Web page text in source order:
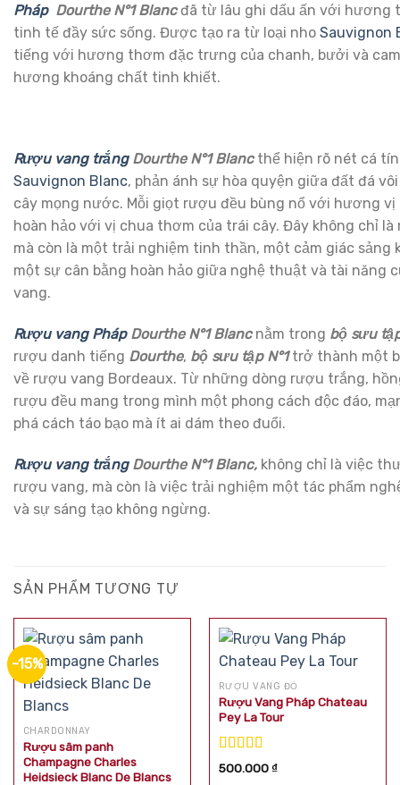
PhápDourthe N°1 Blancđã từ lâu ghi dấu ấn với hương
tinh tế đầy sức sống. Được tạo ra từ loại nho Sauvignon
tiếng với hương thơm đặc trưng của chanh, bưởi và
hương khoáng chất tinh khiết.
Rượu vang trắngDourthe N°1 Blancthể hiện rõ nét cá
Sauvignon Blanc, phản ánh sự hòa quyện giữa đất đá
cây mọng nước. Mỗi giọt rượu đều bùng nổ với hương
hoàn hảo với vị chua thơm của trái cây. Đây không chỉ
mà còn là một trải nghiệm tinh thần, một cảm giác sảng
một sự cân bằng hoàn hảo giữa nghệ thuật và tài năng
vang.
Rượu vang Pháp Dourthe N°1 Blancnằm trong bộ sưu
rượu danh tiếng Dourthe, bộ sưu tập N°1trở thành một
về rượu vang Bordeaux. Từ những dòng rượu trắng,
rượu đều mang trong mình một phong cách độc đáo,
phá cách táo bạo mà ít ai dám theo đuổi.
Rượu vang trắngDourthe N°1 Blanc, không chỉ là việc
rượu vang, mà còn là việc trải nghiệm một tác phẩm
và sự sáng tạo không ngừng.
SẢN PHẨM TƯƠNG TỰ
-15%
CHARDONNAY
Rượu sâm panh
Champagne Charles
Heidsieck Blanc De Blancs
RƯỢU VANG ĐỎ
Rượu Vang Pháp Chateau
Pey La Tour
Được xếp
500.000₫